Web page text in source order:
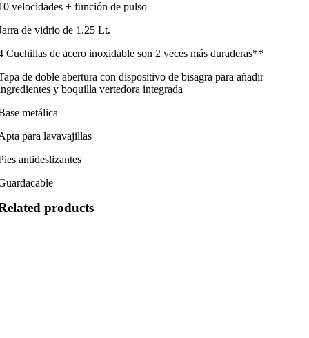
velocidades + función de pulso
de vidrio de 1.25 Lt.
Cuchillas de acero inoxidable son 2 veces más duraderas**
de doble abertura con dispositivo de bisagra para añadir
y boquilla vertedora integrada
metálica
para lavavajillas
antideslizantes
products